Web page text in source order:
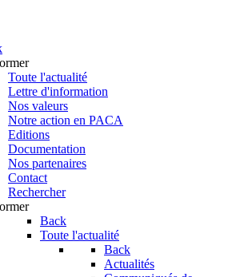
Toute l'actualité
Lettre d'information
Nos valeurs
Notre action en PACA
Editions
Documentation
Nos partenaires
Contact
Rechercher
Back
Toute l'actualité
Back
Actualités